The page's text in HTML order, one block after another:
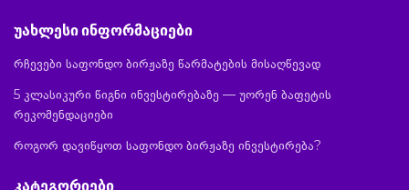
უახლესი ინფორმაციები
რჩევები საფონდო ბირჟაზე წარმატების მისაღწევად
5 კლასიკური წიგნი ინვესტირებაზე — უორენ ბაფეტის
რეკომენდაციები
როგორ დავიწყოთ საფონდო ბირჟაზე ინვესტირება?
კატეგორიები